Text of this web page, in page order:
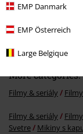
EMP Danmark
EMP Österreich
Large Belgique
OMC€ 59,99
More
Filmy & seriály
Filmy & seriály
Svetre
Mikiny s